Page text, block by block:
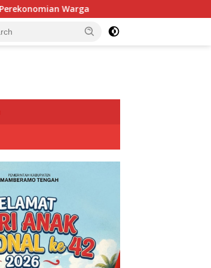
Sentuhan Humanis di Puncak Jaya: Saat